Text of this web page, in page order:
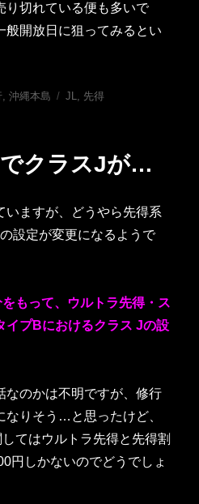
り切れている便も多いで
般開放日に狙ってみるとい
,沖縄本島
タ
JL, 先得
クラスJが…
いますが、どうやら先得系
設定が変更になるようで
もって、ウルトラ先得・ス
イプBにおけるクラス Jの設
なのかは不明ですが、修行
なりそう…と思ったけど、
てはウルトラ先得と先得割
円しかないのでどうでしょ